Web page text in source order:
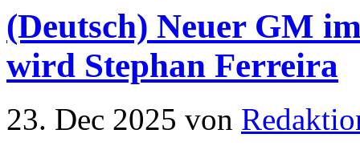
(Deutsch) Neuer GM
wird Stephan Ferreira
23. Dec 2025 von